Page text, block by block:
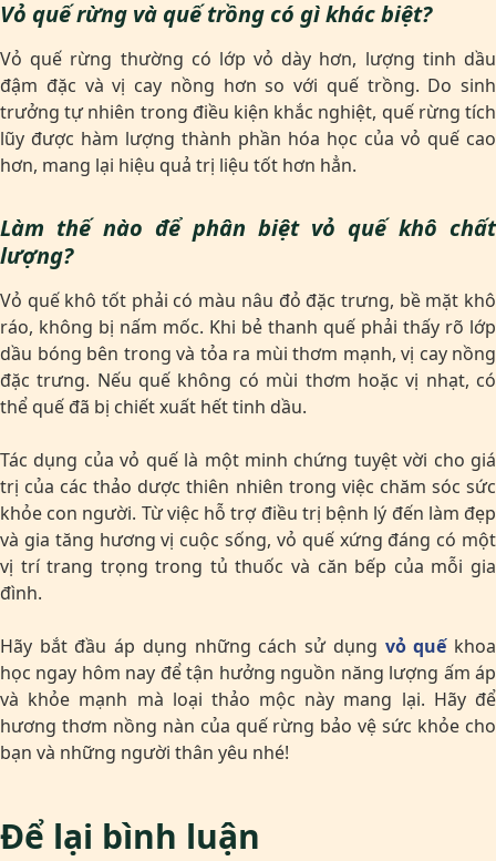
Vỏ quế rừng và quế trồng có gì khác biệt?
Vỏ quế rừng thường có lớp vỏ dày hơn, lượng tinh dầu
đậm đặc và vị cay nồng hơn so với quế trồng. Do sinh
trưởng tự nhiên trong điều kiện khắc nghiệt, quế rừng tích
lũy được hàm lượng thành phần hóa học của vỏ quế cao
hơn, mang lại hiệu quả trị liệu tốt hơn hẳn.
Làm thế nào để phân biệt vỏ quế khô chất
lượng?
Vỏ quế khô tốt phải có màu nâu đỏ đặc trưng, bề mặt khô
ráo, không bị nấm mốc. Khi bẻ thanh quế phải thấy rõ lớp
dầu bóng bên trong và tỏa ra mùi thơm mạnh, vị cay nồng
đặc trưng. Nếu quế không có mùi thơm hoặc vị nhạt, có
thể quế đã bị chiết xuất hết tinh dầu.
Tác dụng của vỏ quế là một minh chứng tuyệt vời cho giá
trị của các thảo dược thiên nhiên trong việc chăm sóc sức
khỏe con người. Từ việc hỗ trợ điều trị bệnh lý đến làm đẹp
và gia tăng hương vị cuộc sống, vỏ quế xứng đáng có một
vị trí trang trọng trong tủ thuốc và căn bếp của mỗi gia
đình.
Hãy bắt đầu áp dụng những cách sử dụng vỏ quếkhoa
học ngay hôm nay để tận hưởng nguồn năng lượng ấm áp
và khỏe mạnh mà loại thảo mộc này mang lại. Hãy để
hương thơm nồng nàn của quế rừng bảo vệ sức khỏe cho
bạn và những người thân yêu nhé!
Để lại bình luận